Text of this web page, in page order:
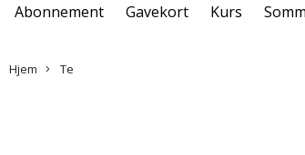
Abonnement Gavekort Kurs
Hjem Te